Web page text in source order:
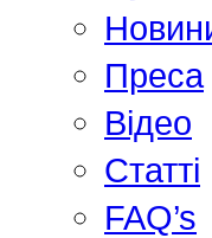
Преса
Відео
Статті
FAQ’s